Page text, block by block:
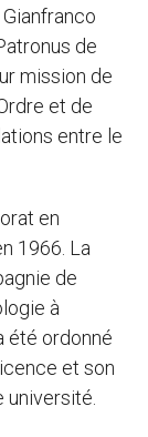
de
mission de
et de
entre le
en
1966. La
de
à
été ordonné
et son